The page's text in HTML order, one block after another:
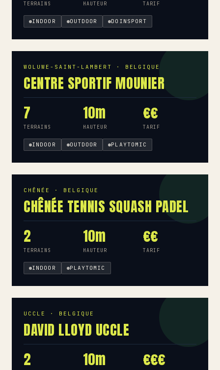
TERRAINS HAUTEUR TARIF
INDOOR OUTDOOR DOINSPORT
WOLUWE-SAINT-LAMBERT · BELGIQUE
CENTRE SPORTIF MOUNIER
7
TERRAINS
10m
HAUTEUR
€€
TARIF
INDOOR OUTDOOR PLAYTOMIC
CHÊNÉE · BELGIQUE
CHÊNÉE TENNIS SQUASH PADEL
2
TERRAINS
10m
HAUTEUR
€€
TARIF
INDOOR PLAYTOMIC
UCCLE · BELGIQUE
DAVID LLOYD UCCLE
2
10m €€€